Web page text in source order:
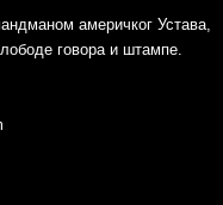
америчког Устава,
говора и штампе.